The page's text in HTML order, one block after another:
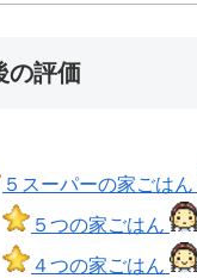
の評価
５スーパーの家ごはん
５つの家ごはん
４つの家ごはん